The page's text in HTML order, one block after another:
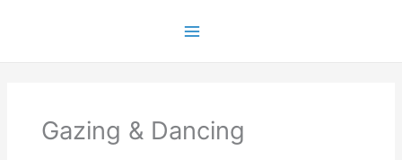
Gazing & Dancing